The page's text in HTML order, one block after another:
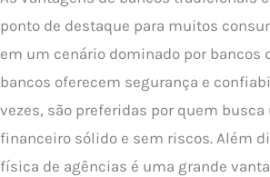
ponto de destaque para muitos
em um cenário dominado por bancos
bancos oferecem segurança e
vezes, são preferidas por quem
financeiro sólido e sem riscos. Além
física de agências é uma grande